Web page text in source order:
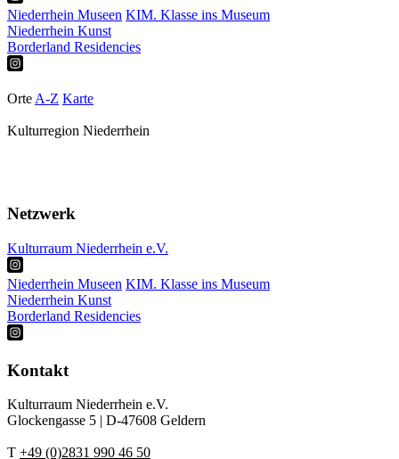
Niederrhein Museen KIM. Klasse ins Museum
Niederrhein Kunst
Borderland Residencies
OrteA-Z Karte
Kulturregion Niederrhein
Netzwerk
Kulturraum Niederrhein e.V.
Niederrhein Museen KIM. Klasse ins Museum
Niederrhein Kunst
Borderland Residencies
Kontakt
Kulturraum Niederrhein e.V.
Glockengasse 5 | D-47608 Geldern
T +49 (0)2831 990 46 50